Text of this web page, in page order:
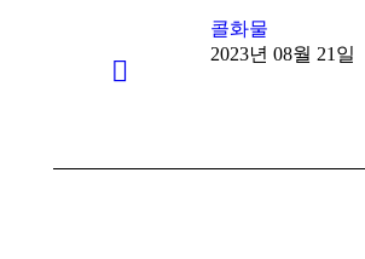
콜화물
2023년 08월 21일